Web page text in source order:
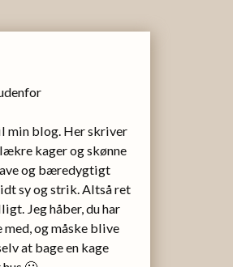
min blog. Her skriver
kager og skønne
og bæredygtigt
sy og strik. Altså ret
Jeg håber, du har
og måske blive
at bage en kage